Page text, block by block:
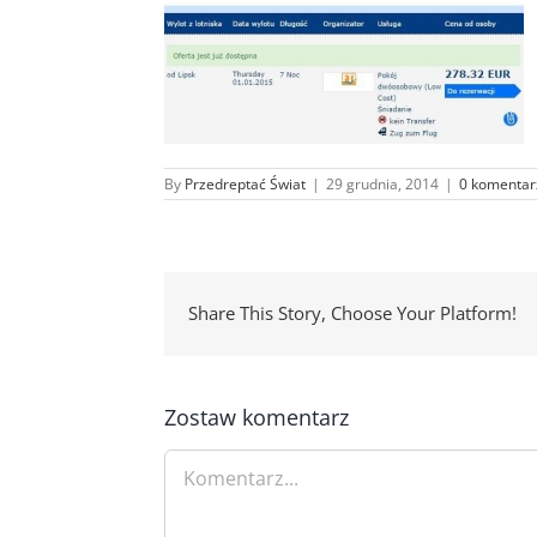
By Przedreptać Świat | 29 grudnia, 2014 | 0
Share This Story, Choose Your Platform!
Zostaw komentarz
Comment